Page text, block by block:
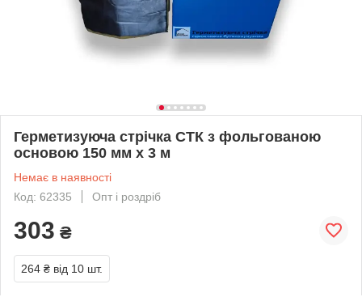
Герметизуюча стрічка СТК з фольгованою
основою 150 мм х 3 м
Немає в наявності
Код: 62335
Опт і роздріб
303 ₴
264 ₴ від 10 шт.